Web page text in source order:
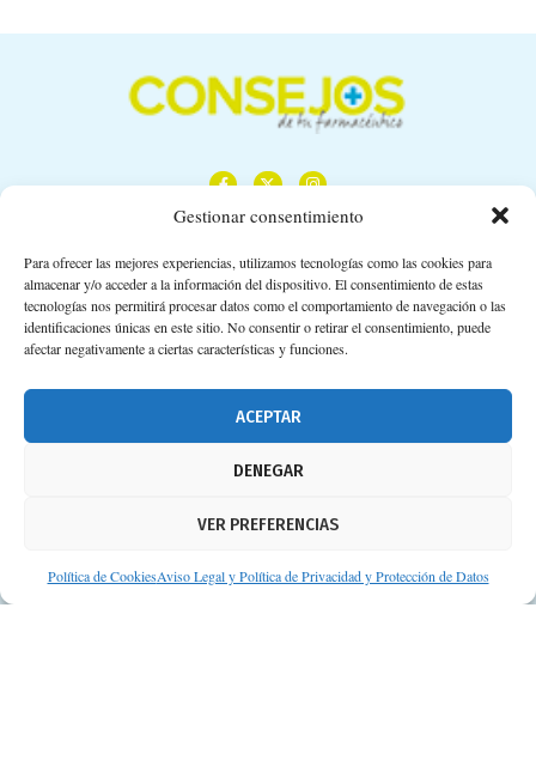
Gestionar consentimiento
Para ofrecer las mejores experiencias, utilizamos tecnologías como las cookies para
almacenar y/o acceder a la información del dispositivo. El consentimiento de estas
tecnologías nos permitirá procesar datos como el comportamiento de navegación o las
identificaciones únicas en este sitio. No consentir o retirar el consentimiento, puede
afectar negativamente a ciertas características y funciones.
ACEPTAR
DENEGAR
VER PREFERENCIAS
Política de CookiesAviso Legal y Política de Privacidad y Protección de Datos
Calle Camino de los Descubrimientos, 11,
Planta 3ª 41092 – Sevilla
674 02 62 03
Aviso legal
Protección de datos personales
Suscripción a Newsletter